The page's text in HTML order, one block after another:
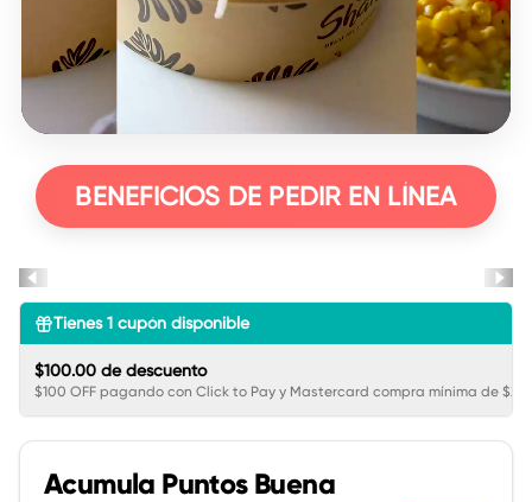
BENEFICIOS DE PEDIR EN LÍNEA
Tienes1 cupón disponible
$100.00 de descuento
$100 OFF pagando con Click to Pay y Mastercard compra mínima de
Acumula Puntos Buena